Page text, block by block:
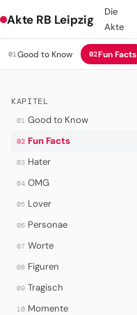
Akte RB Leipzig
Die
Akte
01Good to Know 02Fun Facts
KAPITEL
01 Good to Know
02 Fun Facts
03 Hater
04 OMG
05 Lover
06 Personae
07 Worte
08 Figuren
09 Tragisch
10 Momente